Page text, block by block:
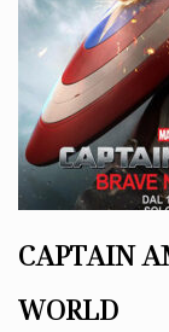
CAPTAIN
WORLD